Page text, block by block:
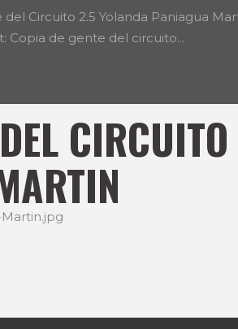
del Circuito 2.5 Yolanda Paniagua
Copia de gente del circuito...